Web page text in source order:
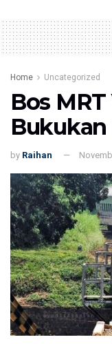
Home Uncategorized
Bos
Bukukan
by Raihan